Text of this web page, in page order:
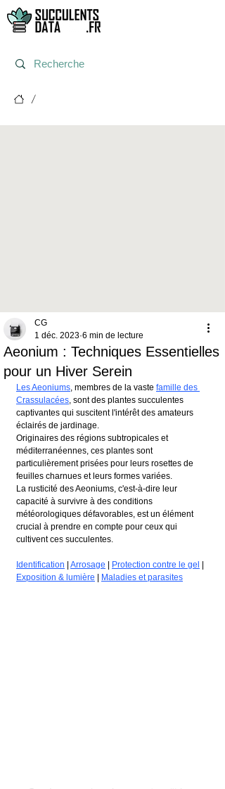
/
Aeonium : Techniques Essentielles
pour un Hiver Serein
CG
1 déc. 2023 6 min de lecture
Les Aeoniums, membres de la vaste famille des
Crassulacées, sont des plantes succulentes
captivantes qui suscitent l'intérêt des amateurs
éclairés de jardinage.
Originaires des régions subtropicales et
méditerranéennes, ces plantes sont
particulièrement prisées pour leurs rosettes de
feuilles charnues et leurs formes variées.
La rusticité des Aeoniums, c'est-à-dire leur
capacité à survivre à des conditions
météorologiques défavorables, est un élément
crucial à prendre en compte pour ceux qui
cultivent ces succulentes.
Identification Arrosage Protection contre le gel
Exposition & lumière
Maladies et parasites